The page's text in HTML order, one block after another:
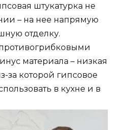
штукатурка не
– на нее напрямую
отделку.
материала – низкая
за которой гипсовое
в кухне и в